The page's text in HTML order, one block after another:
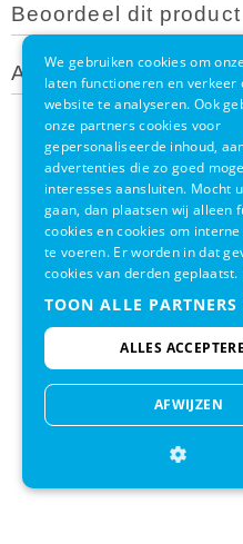
Beoordeel dit product
Andere klanten
+
Kikoy Kakamega Purple Pink
Badstof Pure Kenya
€ 37,95 € 34,95
We gebruiken cookies om
laten functioneren en verkeer
website te analyseren. Ook
onze partners cookies voor
gepersonaliseerde inhoud,
advertenties die zo goed
interesses aansluiten. Mocht
gaan, dan plaatsen wij alleen
cookies en cookies om
te voeren. Er worden in dat
cookies van derden geplaatst.
TOON ALLE PARTNERS
ALLES
AFWIJZEN